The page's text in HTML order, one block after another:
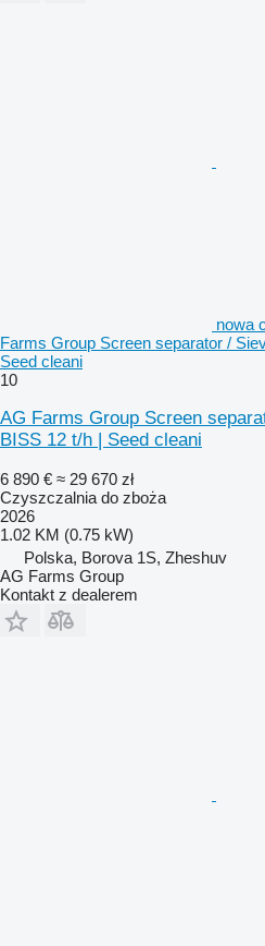
nowa
Farms Group Screen separator /
Seed cleani
10
AG Farms Group Screen
BISS 12 t/h | Seed cleani
6 890 € ≈ 29 670 zł
Czyszczalnia do zboża
2026
1.02 KM (0.75 kW)
Polska, Borova 1S, Zheshuv
AG Farms Group
Kontakt z dealerem